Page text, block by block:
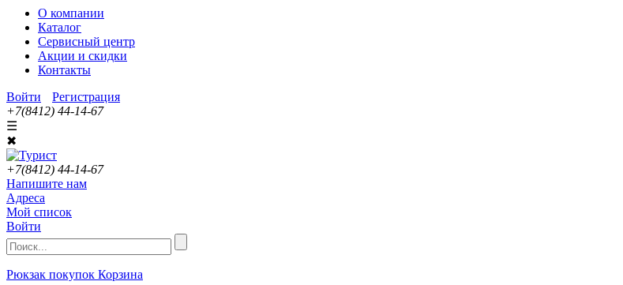
О компании
Каталог
Сервисный центр
Акции и скидки
Контакты
Войти
Регистрация
+7(8412) 44-14-67
☰
✖
+7(8412) 44-14-67
Напишите нам
Адреса
Мой список
Войти
Рюкзак покупок Корзина